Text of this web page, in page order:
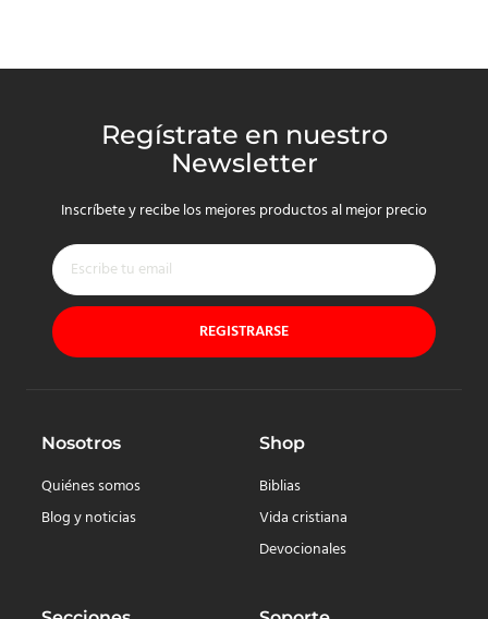
Regístrate en nuestro
Newsletter
Inscríbete y recibe los mejores productos al mejor precio
REGISTRARSE
Nosotros
Quiénes somos
Blog y noticias
Shop
Biblias
Vida cristiana
Devocionales